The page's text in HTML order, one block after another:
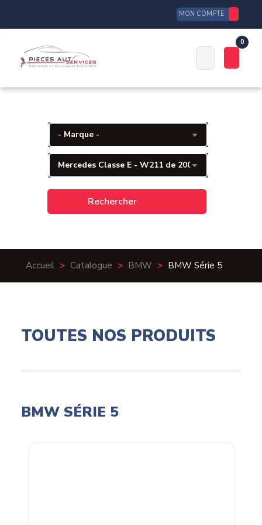
MON COMPTE
0
Accueil > Catalogue > BMW > BMW Série 5
TOUTES NOS PRODUITS
BMW SÉRIE 5